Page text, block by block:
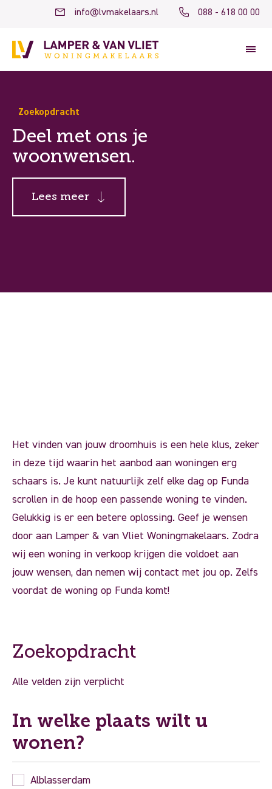
info@lvmakelaars.nl 088 - 618 00 00
Zoekopdracht
Deel met ons je
woonwensen.
Lees meer
Het vinden van jouw droomhuis is een hele klus, zeker
in deze tijd waarin het aanbod aan woningen erg
schaars is. Je kunt natuurlijk zelf elke dag op Funda
scrollen in de hoop een passende woning te vinden.
Gelukkig is er een betere oplossing. Geef je wensen
door aan Lamper & van Vliet Woningmakelaars. Zodra
wij een woning in verkoop krijgen die voldoet aan
jouw wensen, dan nemen wij contact met jou op. Zelfs
voordat de woning op Funda komt!
Zoekopdracht
Alle velden zijn verplicht
In welke plaats wilt u
wonen?
Alblasserdam